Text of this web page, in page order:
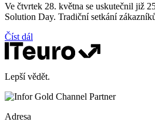
Ve čtvrtek 28. května se uskutečnil již
Solution Day. Tradiční setkání
Číst dál
Lepší vědět.
Adresa